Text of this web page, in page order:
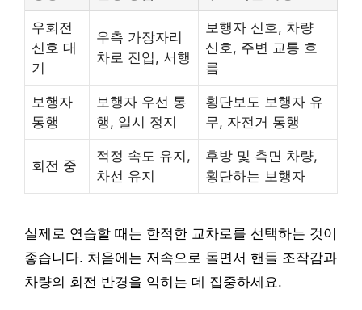
우회전
신호 대
기
우측 가장자리
차로 진입, 서행
보행자 신호, 차량
신호, 주변 교통 흐
름
보행자
통행
보행자 우선 통
행, 일시 정지
횡단보도 보행자 유
무, 자전거 통행
회전 중
적정 속도 유지,
차선 유지
후방 및 측면 차량,
횡단하는 보행자
실제로 연습할 때는 한적한 교차로를 선택하는 것이
좋습니다. 처음에는 저속으로 돌면서 핸들 조작감과
차량의 회전 반경을 익히는 데 집중하세요.